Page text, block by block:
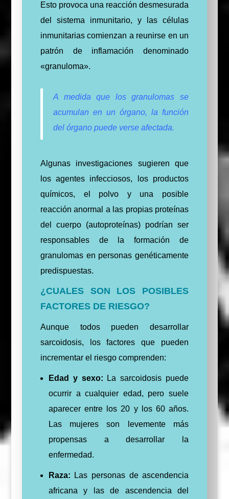
Esto provoca una reacción desmesurada
del sistema inmunitario, y las células
inmunitarias comienzan a reunirse en un
patrón de inflamación denominado
«granuloma».
A medida que los granulomas se
acumulan en un órgano, la función
del órgano puede verse afectada.
Algunas investigaciones sugieren que
los agentes infecciosos, los productos
químicos, el polvo y una posible
reacción anormal a las propias proteínas
del cuerpo (autoproteínas) podrían ser
responsables de la formación de
granulomas en personas genéticamente
predispuestas.
¿CUALES SON LOS POSIBLES
FACTORES DE RIESGO?
Aunque todos pueden desarrollar
sarcoidosis, los factores que pueden
incrementar el riesgo comprenden:
Edad y sexo: La sarcoidosis puede
ocurrir a cualquier edad, pero suele
aparecer entre los 20 y los 60 años.
Las mujeres son levemente más
propensas a desarrollar la
enfermedad.
Raza: Las personas de ascendencia
africana y las de ascendencia del